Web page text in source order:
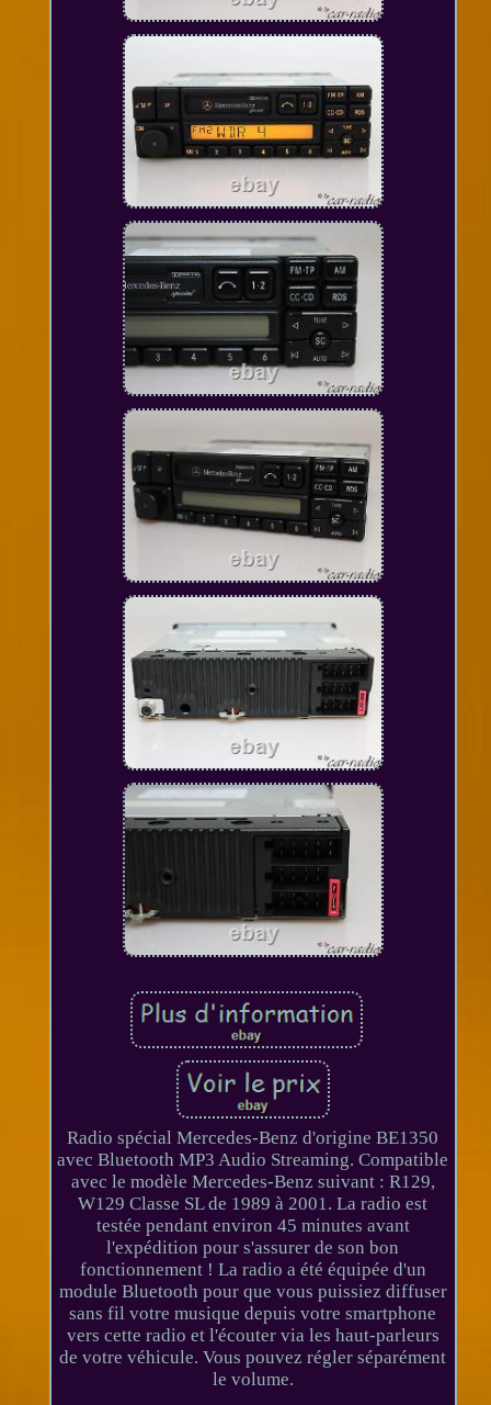
Radio spécial Mercedes-Benz d'origine BE1350
avec Bluetooth MP3 Audio Streaming. Compatible
avec le modèle Mercedes-Benz suivant : R129,
W129 Classe SL de 1989 à 2001. La radio est
testée pendant environ 45 minutes avant
l'expédition pour s'assurer de son bon
fonctionnement ! La radio a été équipée d'un
module Bluetooth pour que vous puissiez diffuser
sans fil votre musique depuis votre smartphone
vers cette radio et l'écouter via les haut-parleurs
de votre véhicule. Vous pouvez régler séparément
le volume.